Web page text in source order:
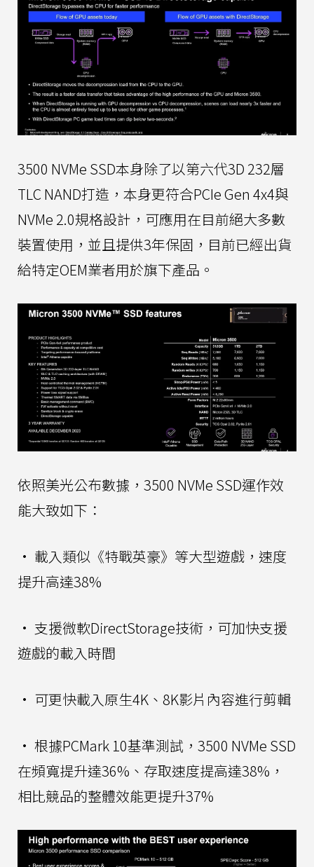
3500 NVMe SSD本身除了以第六代3D 232層
TLC NAND打造，本身更符合PCIe Gen 4x4與
NVMe 2.0規格設計，可應用在目前絕大多數
裝置使用，並且提供3年保固，目前已經出貨
給特定OEM業者用於旗下產品。
依照美光公布數據，3500 NVMe SSD運作效
能大致如下：
• 載入類似《特戰英豪》等大型遊戲，速度
提升高達38%
• 支援微軟DirectStorage技術，可加快支援
遊戲的載入時間
• 可更快載入原生4K、8K影片內容進行剪輯
• 根據PCMark 10基準測試，3500 NVMe SSD
在頻寬提升達36%、存取速度提高達38%，
相比競品的整體效能更提升37%